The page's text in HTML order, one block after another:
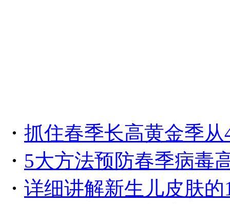
・ 抓住春季长高黄金季从
・ 5大方法预防春季病毒
・ 详细讲解新生儿皮肤的